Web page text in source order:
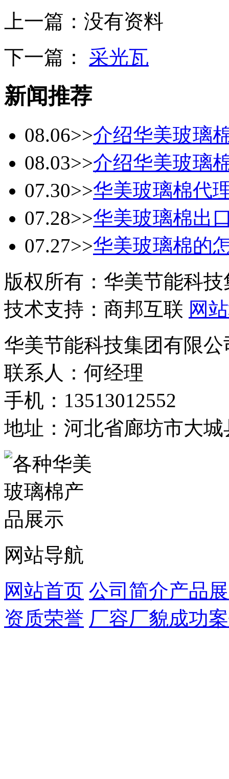
上一篇： 没有资料
下一篇： 采光瓦
新闻推荐
08.06>>介绍华美玻璃
08.03>>介绍华美玻璃
07.30>>华美玻璃棉代
07.28>>华美玻璃棉出
07.27>>华美玻璃棉的
版权所有：华美节能科
技术支持：商邦互联 网
华美节能科技集团有限公
联系人：何经理
手机：13513012552
地址：河北省廊坊市大
网站导航
网站首页 公司简介产品
资质荣誉 厂容厂貌成功